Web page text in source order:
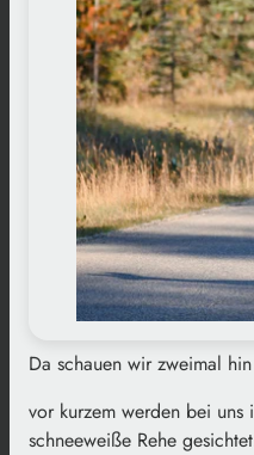
Da schauen wir zweimal
vor kurzem werden bei uns
schneeweiße Rehe